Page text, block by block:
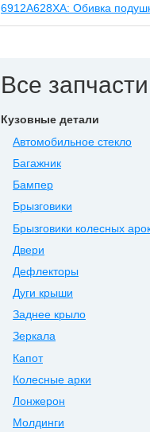
6912A628XA: Обивка
Все
Кузовные детали
Автомобильное стекло
Багажник
Бампер
Брызговики
Брызговики колесных
Двери
Дефлекторы
Дуги крыши
Заднее крыло
Зеркала
Капот
Колесные арки
Лонжерон
Молдинги